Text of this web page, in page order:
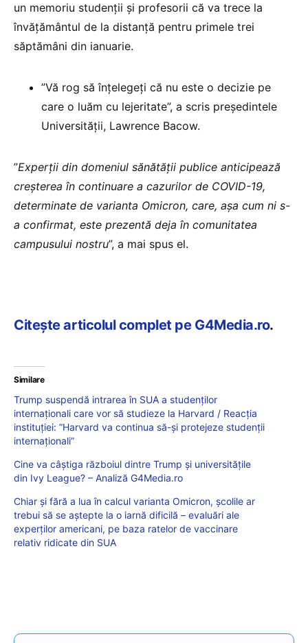
un memoriu studenţii şi profesorii că va trece la
învăţământul de la distanţă pentru primele trei
săptămâni din ianuarie.
”Vă rog să înţelegeţi că nu este o decizie pe
care o luăm cu lejeritate”, a scris preşedintele
Universităţii, Lawrence Bacow.
”Experţii din domeniul sănătăţii publice anticipează
creşterea în continuare a cazurilor de COVID-19,
determinate de varianta Omicron, care, aşa cum ni s-
a confirmat, este prezentă deja în comunitatea
campusului nostru”, a mai spus el.
Citește articolul complet pe G4Media.ro.
Similare
Trump suspendă intrarea în SUA a studenţilor
internaţionali care vor să studieze la Harvard / Reacția
instituției: ”Harvard va continua să-şi protejeze studenţii
internaţionali”
Cine va câștiga războiul dintre Trump și universitățile
din Ivy League? – Analiză G4Media.ro
Chiar și fără a lua în calcul varianta Omicron, școlile ar
trebui să se aștepte la o iarnă dificilă – evaluări ale
experților americani, pe baza ratelor de vaccinare
relativ ridicate din SUA